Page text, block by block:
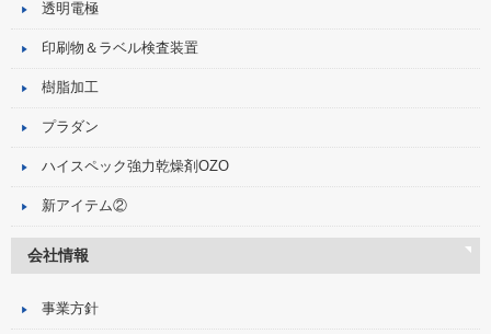
透明電極
印刷物＆ラベル検査装置
樹脂加工
プラダン
ハイスペック強力乾燥剤OZO
新アイテム②
会社情報
事業方針